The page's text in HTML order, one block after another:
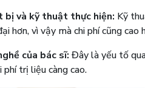
bị và kỹ thuật thực hiện: Kỹ
hơn, vì vậy mà chi phí cũng cao
của bác sĩ: Đây là yếu tố
phí trị liệu càng cao.